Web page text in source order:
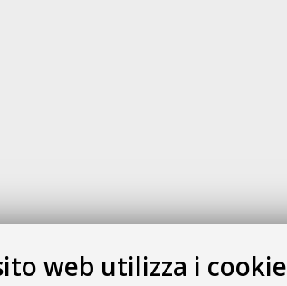
web utilizza i cookie
Gestione del documento: